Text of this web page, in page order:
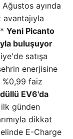
ayında
avantajıyla
Yeni Picanto
buluşuyor
satışa
enerjisine
faiz
EV6'da
günden
dikkat
E-Charge